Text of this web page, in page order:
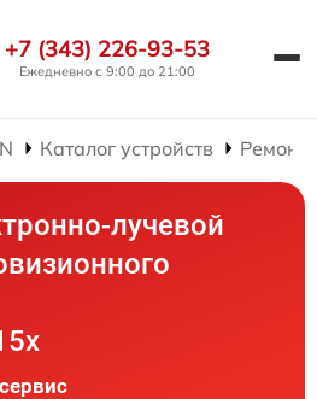
+7 (343) 226-93-53
Ежедневно с 9:00 до 21:00
Каталог устройств Ремонт
лучевой